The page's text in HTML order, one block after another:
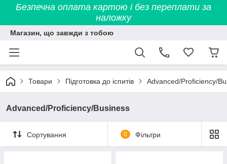
Безпечна оплата картою і без переплати за
наложку
Магазин, що завжди з тобою
Товари Підготовка до іспитів Advanced/Proficiency/
Advanced/Proficiency/Business
Сортування 0 Фільтри